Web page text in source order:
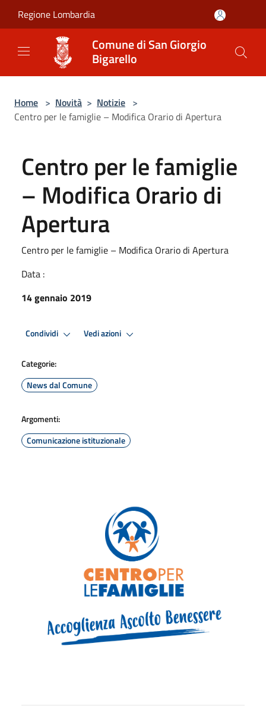
Regione Lombardia
Comune di San Giorgio
Bigarello
Home > Novità > Notizie >
Centro per le famiglie – Modifica Orario di Apertura
Centro per le famiglie
– Modifica Orario di
Apertura
Centro per le famiglie – Modifica Orario di Apertura
Data :
14 gennaio 2019
Condividi Vedi azioni
Categorie:
News dal Comune
Argomenti:
Comunicazione istituzionale